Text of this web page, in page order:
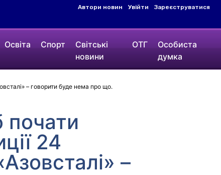
Автори новин Увійти Зареєструватися
Освіта Спорт
Світські
новини
ОТГ
Особиста
думка
– говорити буде нема про що.
почати
24
–